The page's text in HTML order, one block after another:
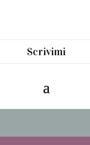
Scrivimi